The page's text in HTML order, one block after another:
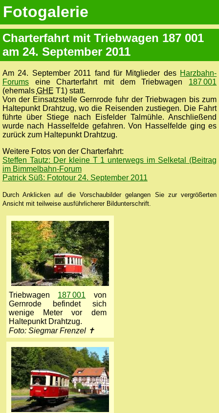
Fotogalerie
Charterfahrt mit Triebwagen 187 001
am 24. September 2011
Am 24. September 2011 fand für Mitglieder des Harzbahn-
Forumseine Charterfahrt mit dem Triebwagen 187 001
(ehemals GHE T1) statt.
Von der Einsatzstelle Gernrode fuhr der Triebwagen bis zum
Haltepunkt Drahtzug, wo die Reisenden zustiegen. Die Fahrt
führte über Stiege nach Eisfelder Talmühle. Anschließend
wurde nach Hasselfelde gefahren. Von Hasselfelde ging es
zurück zum Haltepunkt Drahtzug.
Weitere Fotos von der Charterfahrt:
Steffen Tautz: Der kleine T 1 unterwegs im Selketal (Beitrag
im Bimmelbahn-Forum
Patrick Süß: Fototour 24. September 2011
Durch Anklicken auf die Vorschaubilder gelangen Sie zur vergrößerten
Ansicht mit teilweise ausführlicherer Bildunterschrift.
Triebwagen 187 001 von
Gernrode befindet sich
wenige Meter vor dem
Haltepunkt Drahtzug.
Foto: Siegmar Frenzel ✝